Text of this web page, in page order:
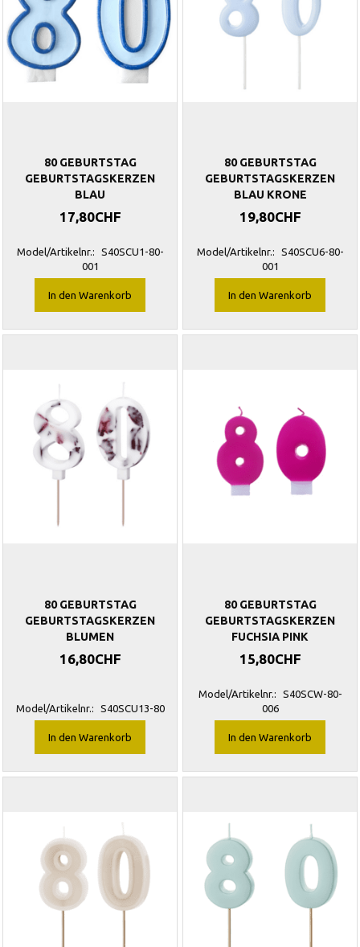
80 GEBURTSTAG
GEBURTSTAGSKERZEN
BLAU
17,80CHF
Model/Artikelnr.:
S40SCU1-80-
001
In den Warenkorb
80 GEBURTSTAG
GEBURTSTAGSKERZEN
BLAU KRONE
19,80CHF
Model/Artikelnr.:
S40SCU6-80-
001
In den Warenkorb
80 GEBURTSTAG
GEBURTSTAGSKERZEN
BLUMEN
16,80CHF
Model/Artikelnr.: S40SCU13-80
In den Warenkorb
80 GEBURTSTAG
GEBURTSTAGSKERZEN
FUCHSIA PINK
15,80CHF
Model/Artikelnr.:
S40SCW-80-
006
In den Warenkorb